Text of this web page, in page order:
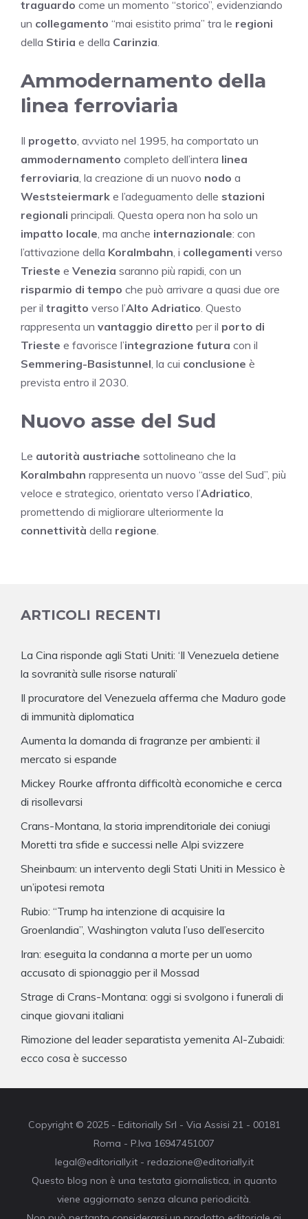
traguardo come un momento “storico”, evidenziando
un collegamento “mai esistito prima” tra le regioni
della Stiria e della Carinzia.
Ammodernamento della
linea ferroviaria
Il progetto, avviato nel 1995, ha comportato un
ammodernamento completo dell’intera linea
ferroviaria, la creazione di un nuovo nodo a
Weststeiermark e l’adeguamento delle stazioni
regionali principali. Questa opera non ha solo un
impatto locale, ma anche internazionale: con
l’attivazione della Koralmbahn, i collegamenti verso
Trieste e Venezia saranno più rapidi, con un
risparmio di tempo che può arrivare a quasi due ore
per il tragitto verso l’Alto Adriatico. Questo
rappresenta un vantaggio diretto per il porto di
Trieste e favorisce l’integrazione futura con il
Semmering-Basistunnel, la cui conclusione è
prevista entro il 2030.
Nuovo asse del Sud
Le autorità austriache sottolineano che la
Koralmbahn rappresenta un nuovo “asse del Sud”, più
veloce e strategico, orientato verso l’Adriatico,
promettendo di migliorare ulteriormente la
connettività della regione.
ARTICOLI RECENTI
La Cina risponde agli Stati Uniti: ‘Il Venezuela detiene
la sovranità sulle risorse naturali’
Il procuratore del Venezuela afferma che Maduro gode
di immunità diplomatica
Aumenta la domanda di fragranze per ambienti: il
mercato si espande
Mickey Rourke affronta difficoltà economiche e cerca
di risollevarsi
Crans-Montana, la storia imprenditoriale dei coniugi
Moretti tra sfide e successi nelle Alpi svizzere
Sheinbaum: un intervento degli Stati Uniti in Messico è
un’ipotesi remota
Rubio: “Trump ha intenzione di acquisire la
Groenlandia”, Washington valuta l’uso dell’esercito
Iran: eseguita la condanna a morte per un uomo
accusato di spionaggio per il Mossad
Strage di Crans-Montana: oggi si svolgono i funerali di
cinque giovani italiani
Rimozione del leader separatista yemenita Al-Zubaidi:
ecco cosa è successo
Copyright © 2025 - Editorially Srl - Via Assisi 21 - 00181
Roma - P.Iva 16947451007
legal@editorially.it - redazione@editorially.it
Questo blog non è una testata giornalistica, in quanto
viene aggiornato senza alcuna periodicità.